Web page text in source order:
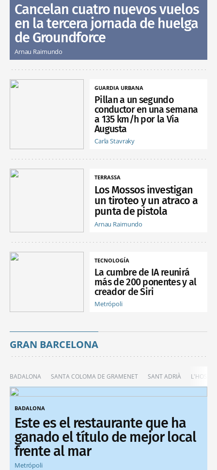
Cancelan cuatro nuevos vuelos
en la tercera jornada de huelga
de Groundforce
Arnau Raimundo
GUARDIA URBANA
Pillan a un segundo
conductor en una semana
a 135 km/h por la Via
Augusta
Carla Stavraky
TERRASSA
Los Mossos investigan
un tiroteo y un atraco a
punta de pistola
Arnau Raimundo
TECNOLOGÍA
La cumbre de IA reunirá
más de 200 ponentes y al
creador de Siri
Metrópoli
GRAN BARCELONA
BADALONA SANTA COLOMA DE GRAMENET SANT ADRIÀ
BADALONA
Este es el restaurante que ha
ganado el título de mejor local
frente al mar
Metrópoli